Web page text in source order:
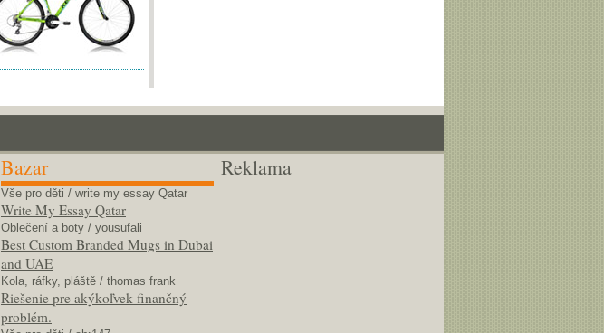
Bazar
Vše pro děti / write my essay Qatar
Write My Essay Qatar
Oblečení a boty / yousufali
Best Custom Branded Mugs in Dubai
and UAE
Kola, ráfky, pláště / thomas frank
Riešenie pre akýkoľvek finančný
problém.
Reklama